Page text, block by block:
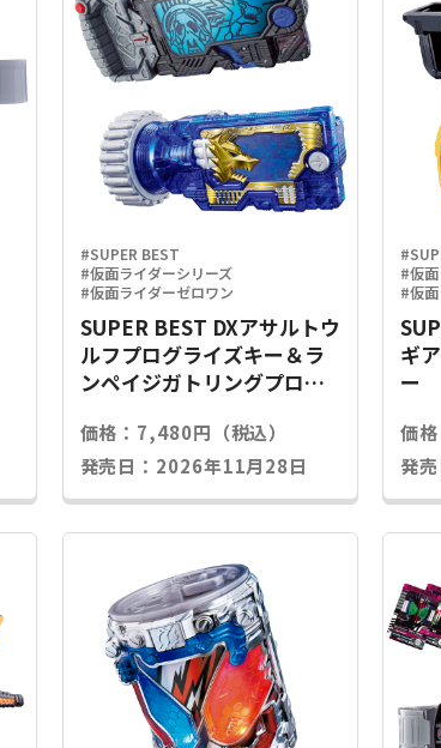
#SUPER BEST
#仮面ライダーシリーズ
#仮面ライダーゼロワン
SUPER BEST DXアサルトウ
ルフプログライズキー＆ラ
ンペイジガトリングプログ
価格：7,480円（税込）
発売日：2026年11月28日
#仮
#仮
ギ
ー
価
発